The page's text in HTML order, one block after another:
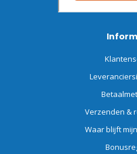
Verzenden &
Waar blijft